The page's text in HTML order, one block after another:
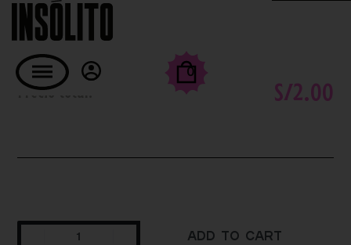
0
PALTA
Precio total: S/2.00
Add to cart